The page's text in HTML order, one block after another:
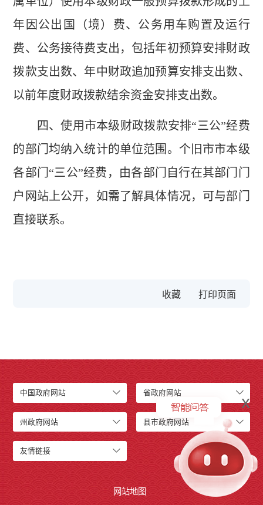
年因公出国（境）费、公务用车购置及运行
费、公务接待费支出，包括年初预算安排财政
拨款支出数、年中财政追加预算安排支出数、
以前年度财政拨款结余资金安排支出数。
四、使用市本级财政拨款安排“三公”经费
的部门均纳入统计的单位范围。个旧市市本级
各部门“三公”经费，由各部门自行在其部门门
户网站上公开，如需了解具体情况，可与部门
直接联系。
收藏
中国政府网站 省政府网站
州政府网站 县市政府网站
友情链接
网站地图
x